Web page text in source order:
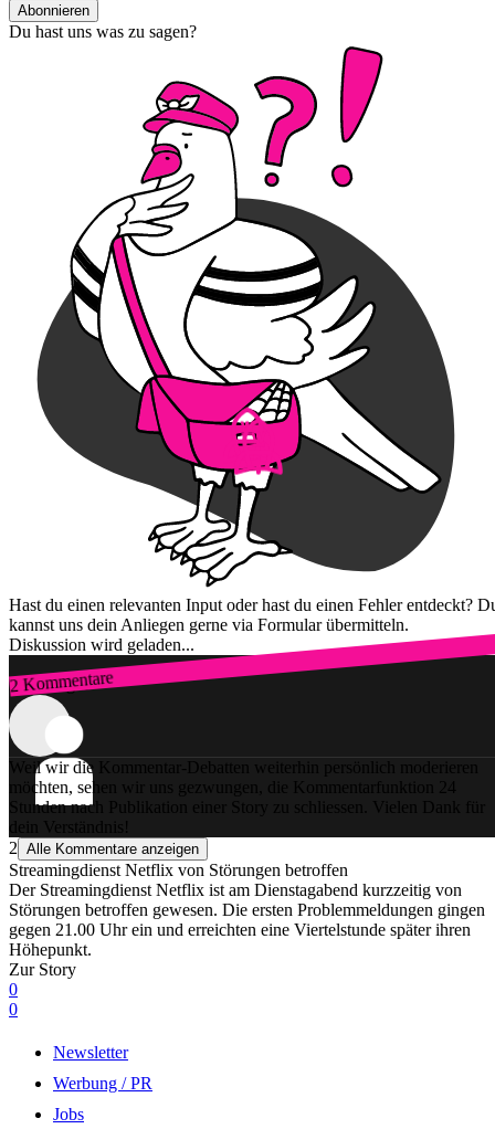
Abonnieren
Du hast uns was zu sagen?
Hast du einen relevanten Input oder hast du einen Fehler entdeckt?
kannst uns dein Anliegen gerne via Formular übermitteln.
Diskussion wird geladen...
2 Kommentare
Zum Login
Weil wir die Kommentar-Debatten weiterhin persönlich moderieren
möchten, sehen wir uns gezwungen, die Kommentarfunktion 24
Stunden nach Publikation einer Story zu schliessen. Vielen Dank für
dein Verständnis!
2 Alle Kommentare anzeigen
Streamingdienst Netflix von Störungen betroffen
Der Streamingdienst Netflix ist am Dienstagabend kurzzeitig von
Störungen betroffen gewesen. Die ersten Problemmeldungen gingen
gegen 21.00 Uhr ein und erreichten eine Viertelstunde später ihren
Höhepunkt.
Zur Story
0
0
Newsletter
Werbung / PR
Jobs